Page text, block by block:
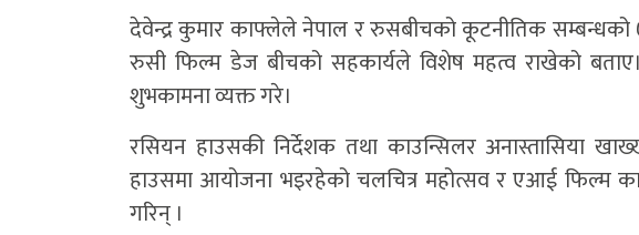
देवेन्द्र कुमार काफ्लेले नेपाल र रुसबीचको कूटनीतिक सम्बन्धको
रुसी फिल्म डेज बीचको सहकार्यले विशेष महत्व राखेको
शुभकामना व्यक्त गरे।
रसियन हाउसकी निर्देशक तथा काउन्सिलर अनास्तासिया
हाउसमा आयोजना भइरहेको चलचित्र महोत्सव र एआई फिल्म
गरिन् ।